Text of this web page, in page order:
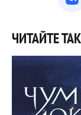
ЧИТАЙТЕ